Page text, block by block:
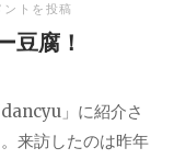
ントを投稿
豆腐！
」に紹介さ
来訪したのは昨年